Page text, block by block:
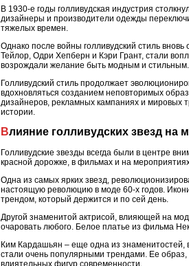
В 1930-е годы голливудская индустрия
дизайнеры и производители одежды
тяжелых времен.
Однако после войны голливудский стиль
Тейлор, Одри Хепберн и Кэри Грант, стали
возрождали желание быть модным и стильным.
Голливудский стиль продолжает
вдохновляться созданием неповторимых
дизайнеров, рекламных кампаниях и мировых
истории.
Влияние голливудских звезд на
Голливудские звезды всегда были в центре
красной дорожке, в фильмах и на
Одна из самых ярких звезд,
настоящую революцию в моде 60-х годов.
трендом, который держится и по сей день.
Другой знаменитой актрисой, влияющей на
очаровать любого. Белое платье из фильма
Ким Кардашьян – еще одна из знаменитостей,
стали очень популярными трендами. Ее
влиятельных фигур современности.